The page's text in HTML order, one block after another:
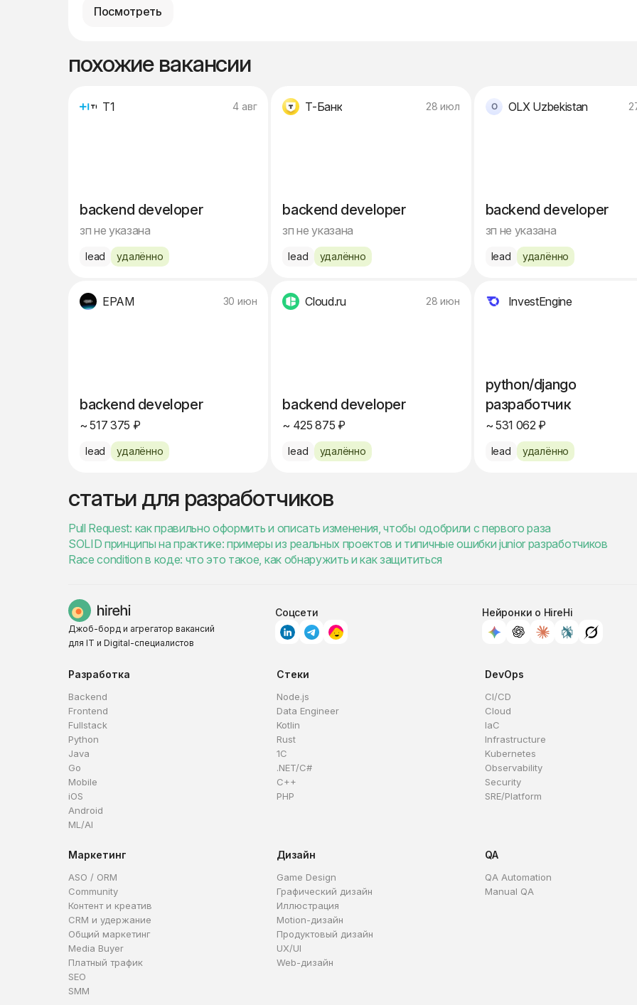
Посмотреть
похожие вакансии
Т1 4 авг
backend developer
зп не указана
lead удалённо
Т-Банк 28 июл
backend developer
зп не указана
lead удалённо
OLX Uzbekistan
backend developer
зп не указана
lead удалённо
EPAM 30 июн
backend developer
~ 517 375 ₽
lead удалённо
Cloud.ru 28 июн
backend developer
~ 425 875 ₽
lead удалённо
InvestEngine
python/django
разработчик
~ 531 062 ₽
lead удалённо
статьи для разработчиков
Pull Request: как правильно оформить и описать изменения, чтобы одобрили с первого раза
SOLID принципы на практике: примеры из реальных проектов и типичные ошибки junior разработчиков
Race condition в коде: что это такое, как обнаружить и как защититься
Джоб-борд и агрегатор вакансий
для IT и Digital-специалистов
Соцсети Нейронки о HireHi
Разработка
Backend
Frontend
Fullstack
Python
Java
Go
Mobile
iOS
Android
ML/AI
Стеки
Node.js
Data Engineer
Kotlin
Rust
1C
.NET/C#
C++
PHP
DevOps
CI/CD
Cloud
IaC
Infrastructure
Kubernetes
Observability
Security
SRE/Platform
Маркетинг
ASO / ORM
Community
Контент и креатив
CRM и удержание
Общий маркетинг
Media Buyer
Платный трафик
SEO
SMM
Дизайн
Game Design
Графический дизайн
Иллюстрация
Motion-дизайн
Продуктовый дизайн
UX/UI
Web-дизайн
QA
QA Automation
Manual QA